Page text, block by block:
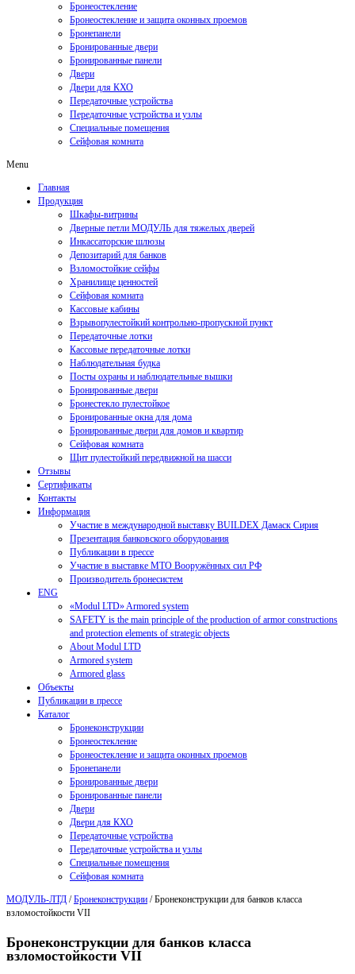
Бронеостекление
Бронеостекление и защита оконных проемов
Бронепанели
Бронированные двери
Бронированные панели
Двери
Двери для КХО
Передаточные устройства
Передаточные устройства и узлы
Специальные помещения
Сейфовая комната
Menu
Главная
Продукция
Шкафы-витрины
Дверные петли МОДУЛЬ для тяжелых дверей
Инкассаторские шлюзы
Депозитарий для банков
Взломостойкие сейфы
Хранилище ценностей
Сейфовая комната
Кассовые кабины
Взрывопулестойкий контрольно-пропускной пункт
Передаточные лотки
Кассовые передаточные лотки
Наблюдательная будка
Посты охраны и наблюдательные вышки
Бронированные двери
Бронестекло пулестойкое
Бронированные окна для дома
Бронированные двери для домов и квартир
Сейфовая комната
Щит пулестойкий передвижной на шасси
Отзывы
Сертификаты
Контакты
Информация
Участие в международной выставку BUILDEX Дамаск Сирия
Презентация банковского оборудования
Публикации в прессе
Участие в выставке МТО Вооружённых сил РФ
Производитель бронесистем
ENG
«Modul LTD» Armored system
SAFETY is the main principle of the production of armor constructions
and protection elements of strategic objects
About Modul LTD
Armored system
Armored glass
Объекты
Публикации в прессе
Каталог
Бронеконструкции
Бронеостекление
Бронеостекление и защита оконных проемов
Бронепанели
Бронированные двери
Бронированные панели
Двери
Двери для КХО
Передаточные устройства
Передаточные устройства и узлы
Специальные помещения
Сейфовая комната
МОДУЛЬ-ЛТД /Бронеконструкции /Бронеконструкции для банков класса
взломостойкости VII
Бронеконструкции для банков класса
взломостойкости VII